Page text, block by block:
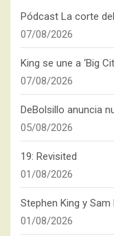
Pódcast La corte
07/08/2026
King se une a ‘Big
07/08/2026
DeBolsillo anuncia
05/08/2026
19: Revisited
01/08/2026
Stephen King y Sam
01/08/2026